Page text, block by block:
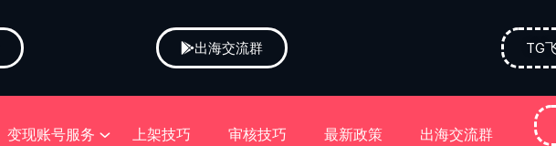
出海交流群 TG
变现账号服务 上架技巧 审核技巧 最新政策 出海交流群